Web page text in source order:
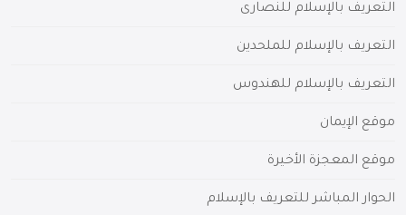
التعريف بالإسلام للنصارى
التعريف بالإسلام للملحدين
التعريف بالإسلام للهندوس
موقع الإيمان
موقع المعجزة الأخيرة
الحوار المباشر للتعريف بالإسلام